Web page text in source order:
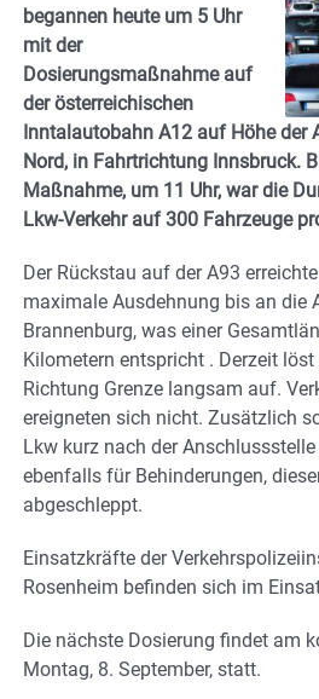
begannen heute um 5 Uhr
mit der
Dosierungsmaßnahme auf
der österreichischen
Inntalautobahn A12 auf Höhe der
Nord, in Fahrtrichtung Innsbruck.
Maßnahme, um 11 Uhr, war die
Lkw-Verkehr auf 300 Fahrzeuge
Der Rückstau auf der A93
maximale Ausdehnung bis an die
Brannenburg, was einer
Kilometern entspricht . Derzeit
Richtung Grenze langsam auf.
ereigneten sich nicht. Zusätzlich
Lkw kurz nach der
ebenfalls für Behinderungen,
abgeschleppt.
Einsatzkräfte der
Rosenheim befinden sich im
Die nächste Dosierung findet am
Montag, 8. September, statt.